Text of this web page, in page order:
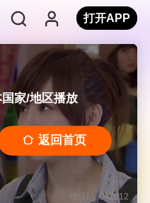
打开APP
家/地区播放
返回首页
错误码: 042312